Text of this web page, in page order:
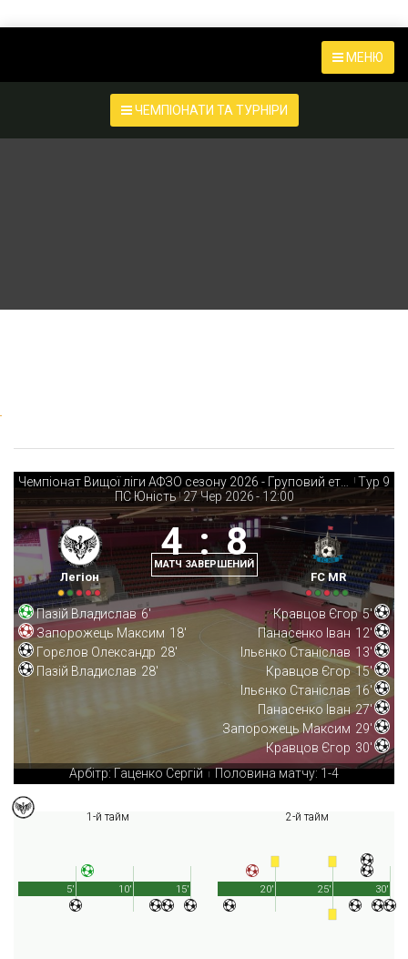
МЕНЮ
ЧЕМПІОНАТИ ТА ТУРНІРИ
| Тур 9
ПС Юність | 27 Чер 2026- 12:00
Легіон
4 : 8
МАТЧ ЗАВЕРШЕНИЙ
FC MR
Пазій Владислав 6'
Запорожець Максим 18'
Горєлов Олександр 28'
Пазій Владислав 28'
Кравцов Єгор 5'
Панасенко Іван 12'
Ільєнко Станіслав 13'
Кравцов Єгор 15'
Ільєнко Станіслав 16'
Панасенко Іван 27'
Запорожець Максим 29'
Кравцов Єгор 30'
Арбітр: Гаценко Сергій
| Половина матчу: 1-4
1-й тайм
15'
5' 10'
2-й тайм
30'
20' 25'